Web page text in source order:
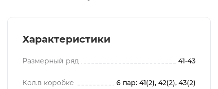
Характеристики
Размерный ряд 41-43
Кол.в коробке 6 пар: 41(2), 42(2), 43(2)